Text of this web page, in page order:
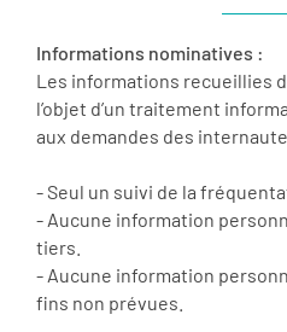
Informations nominatives :
Les informations recueillies
l’objet d’un traitement
aux demandes des
- Seul un suivi de la
- Aucune information
tiers.
- Aucune information
fins non prévues.